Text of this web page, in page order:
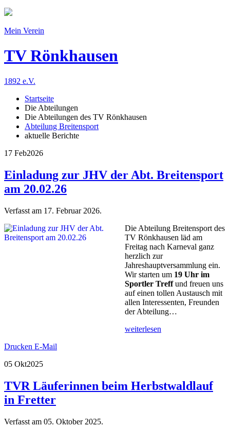
Mein Verein
TV Rönkhausen
1892 e.V.
Startseite
Die Abteilungen
Die Abteilungen des TV Rönkhausen
Abteilung Breitensport
aktuelle Berichte
17 Feb2026
Einladung zur JHV der Abt. Breitensport
am 20.02.26
Verfasst am 17. Februar 2026.
Die Abteilung Breitensport des
TV Rönkhausen läd am
Freitag nach Karneval ganz
herzlich zur
Jahreshauptversammlung ein.
Wir starten um 19 Uhr im
Sportler Treffund freuen uns
auf einen tollen Austausch mit
allen Interessenten, Freunden
der Abteilung…
weiterlesen
Drucken E-Mail
05 Okt2025
TVR Läuferinnen beim Herbstwaldlauf
in Fretter
Verfasst am 05. Oktober 2025.